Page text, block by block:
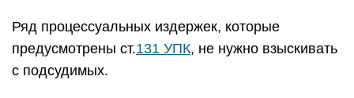
Ряд процессуальных издержек, которые
предусмотрены ст.131 УПК, не нужно взыскивать
с подсудимых.